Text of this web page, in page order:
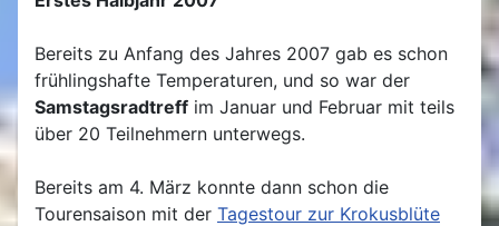
Bereits zu Anfang des Jahres 2007 gab es schon
frühlingshafte Temperaturen, und so war der
Samstagsradtreff im Januar und Februar mit teils
über 20 Teilnehmern unterwegs.
Bereits am 4. März konnte dann schon die
Tourensaison mit der Tagestour zur Krokusblüte